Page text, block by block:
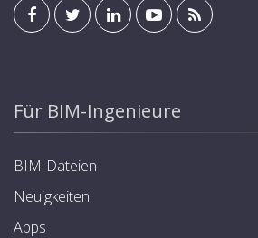
Für BIM-Ingenieure
BIM-Dateien
Neuigkeiten
Apps